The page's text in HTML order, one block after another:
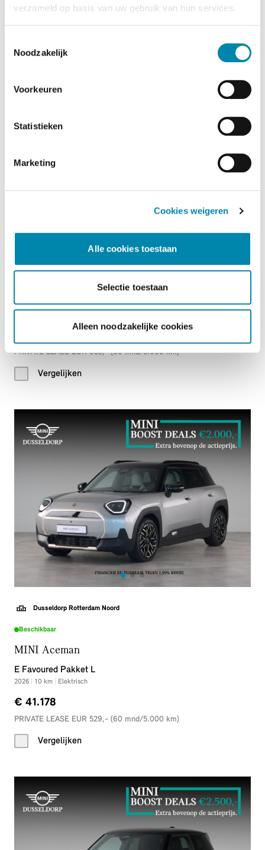
verzameld op basis van uw gebruik van hun services.
Noodzakelijk
Voorkeuren
Statistieken
Marketing
Cookies weigeren
Alle cookies toestaan
Selectie toestaan
Alleen noodzakelijke cookies
Vergelijken
SE Favoured Pakket M
PRIVATE LEASE EUR 635,- (60 mnd/5.000 km)
Vergelijken
Dusseldorp Rotterdam Noord
Beschikbaar
MINI Aceman
E Favoured Pakket L
2026 10 km Elektrisch
€ 41.178
PRIVATE LEASE EUR 529,- (60 mnd/5.000 km)
Vergelijken